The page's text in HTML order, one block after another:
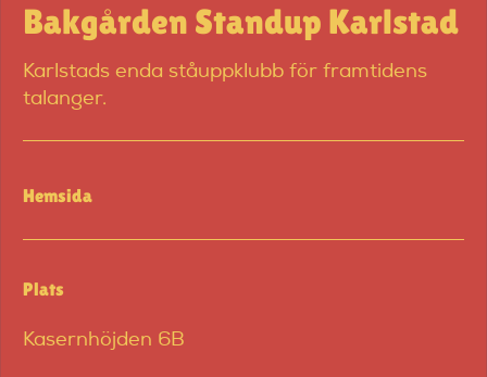
Bakgården Standup Karlstad
Karlstads enda ståuppklubb för framtidens
talanger.
Hemsida
Plats
Kasernhöjden 6B